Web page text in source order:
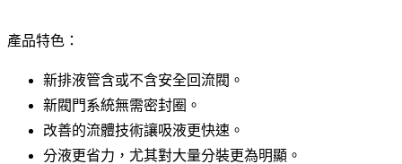
產品特色：
新排液管含或不含安全回流閥。
新閥門系統無需密封圈。
改善的流體技術讓吸液更快速。
分液更省力，尤其對大量分裝更為明顯。